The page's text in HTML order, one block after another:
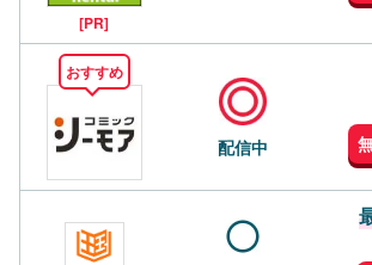
[PR]
おすすめ
配信中